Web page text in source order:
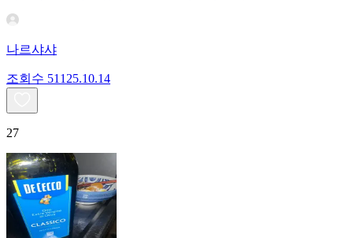
나르샤샤
조회수 511 25.10.14
27